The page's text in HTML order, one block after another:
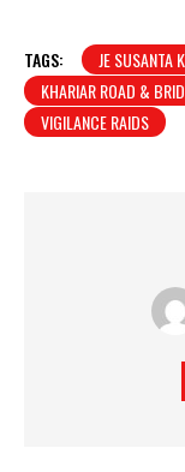
TAGS:
JE SUSANTA
KHARIAR ROAD &
VIGILANCE RAIDS